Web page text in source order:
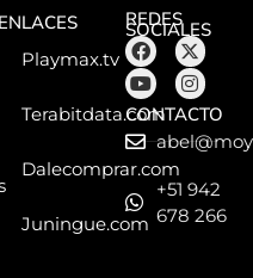
ENLACES
Playmax.tv
Terabitdata.com
Dalecomprar.com
Juningue.com
REDES
SOCIALES
CONTACTO
+51 942
678 266